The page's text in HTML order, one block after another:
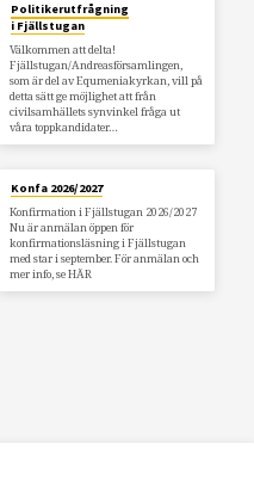
Politikerutfrågning
i Fjällstugan
Välkommen att delta!
Fjällstugan/Andreasförsamlingen,
som är del av Equmeniakyrkan, vill på
detta sätt ge möjlighet att från
civilsamhällets synvinkel fråga ut
våra toppkandidater…
Konfa 2026/2027
Konfirmation i Fjällstugan 2026/2027
Nu är anmälan öppen för
konfirmationsläsning i Fjällstugan
med star i september. För anmälan och
mer info, se HÄR